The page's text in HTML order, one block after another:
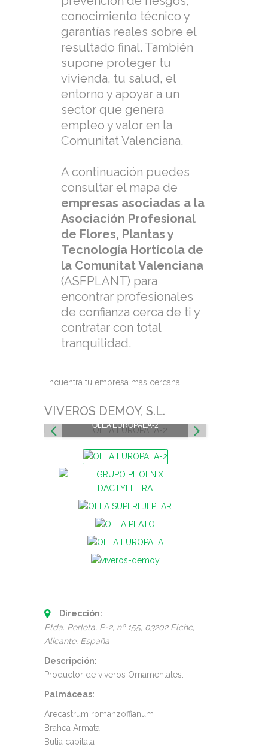
conocimiento técnico y
garantías reales sobre el
resultado final. También
supone proteger tu
vivienda, tu salud, el
entorno y apoyar a un
sector que genera
empleo y valor en la
Comunitat Valenciana.
A continuación puedes
consultar el mapa de
empresas asociadas a la
Asociación Profesional
de Flores, Plantas y
Tecnología Hortícola de
la Comunitat Valenciana
(ASFPLANT) para
encontrar profesionales
de confianza cerca de ti y
contratar con total
tranquilidad.
Encuentra tu empresa más cercana
VIVEROS DEMOY, S.L.
OLEA EUROPAEA-2
Dirección:
Ptda. Perleta, P-2, nº 155, 03202 Elche,
Alicante, España
Descripción:
Productor de viveros Ornamentales:
Palmáceas:
Arecastrum romanzoffianum
Brahea Armata
Butia capitata